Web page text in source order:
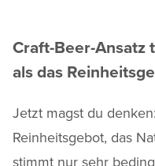
Craft-Beer-Ansatz
als das
Jetzt magst du
Reinheitsgebot, das
stimmt nur sehr